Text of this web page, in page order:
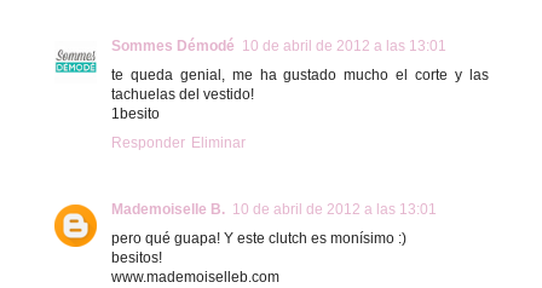
Sommes Démodé 10 de abril de 2012 a las 13:01
te queda genial, me ha gustado mucho el corte y las
tachuelas del vestido!
1besito
Responder Eliminar
Mademoiselle B. 10 de abril de 2012 a las 13:01
pero qué guapa! Y este clutch es monísimo :)
besitos!
www.mademoiselleb.com